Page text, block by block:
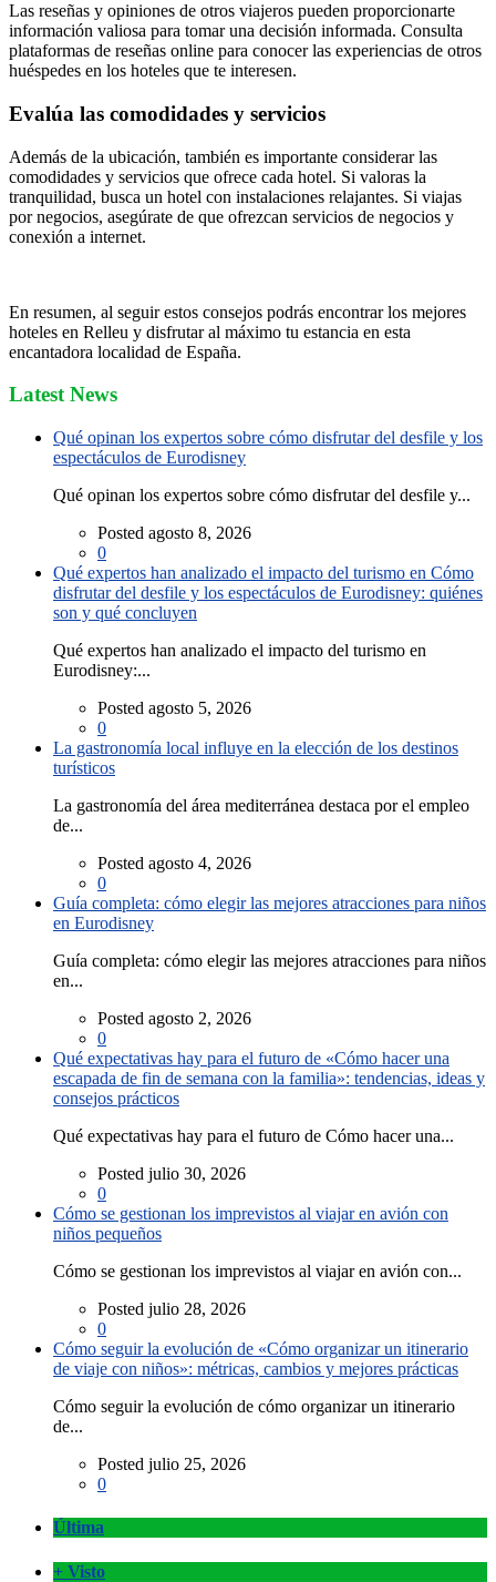
Las reseñas y opiniones de otros viajeros pueden proporcionarte
información valiosa para tomar una decisión informada. Consulta
plataformas de reseñas online para conocer las experiencias de otros
huéspedes en los hoteles que te interesen.
Evalúa las comodidades y servicios
Además de la ubicación, también es importante considerar las
comodidades y servicios que ofrece cada hotel. Si valoras la
tranquilidad, busca un hotel con instalaciones relajantes. Si viajas
por negocios, asegúrate de que ofrezcan servicios de negocios y
conexión a internet.
En resumen, al seguir estos consejos podrás encontrar los mejores
hoteles en Relleu y disfrutar al máximo tu estancia en esta
encantadora localidad de España.
Latest News
Qué opinan los expertos sobre cómo disfrutar del desfile y los
espectáculos de Eurodisney
Qué opinan los expertos sobre cómo disfrutar del desfile y...
Posted agosto 8, 2026
0
Qué expertos han analizado el impacto del turismo en Cómo
disfrutar del desfile y los espectáculos de Eurodisney: quiénes
son y qué concluyen
Qué expertos han analizado el impacto del turismo en
Eurodisney:...
Posted agosto 5, 2026
0
La gastronomía local influye en la elección de los destinos
turísticos
La gastronomía del área mediterránea destaca por el empleo
de...
Posted agosto 4, 2026
0
Guía completa: cómo elegir las mejores atracciones para niños
en Eurodisney
Guía completa: cómo elegir las mejores atracciones para niños
en...
Posted agosto 2, 2026
0
Qué expectativas hay para el futuro de «Cómo hacer una
escapada de fin de semana con la familia»: tendencias, ideas y
consejos prácticos
Qué expectativas hay para el futuro de Cómo hacer una...
Posted julio 30, 2026
0
Cómo se gestionan los imprevistos al viajar en avión con
niños pequeños
Cómo se gestionan los imprevistos al viajar en avión con...
Posted julio 28, 2026
0
Cómo seguir la evolución de «Cómo organizar un itinerario
de viaje con niños»: métricas, cambios y mejores prácticas
Cómo seguir la evolución de cómo organizar un itinerario
de...
Posted julio 25, 2026
0
Última
+ Visto